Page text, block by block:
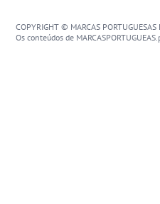
COPYRIGHT © MARCAS
Os conteúdos de